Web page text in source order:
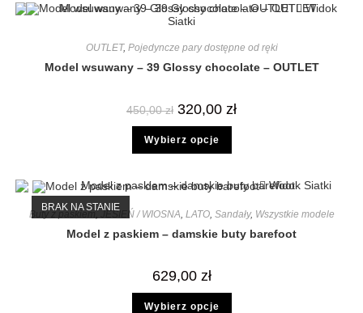
Widok
Siatki
OUTLET, Pojedyncze pary dostępne od ręki
Model wsuwany – 39 Glossy chocolate – OUTLET
450,00zł 320,00 zł
Wybierz opcje
BRAK NA STANIE
Widok Siatki
Buty z paskiem, JESIEŃ / WIOSNA LATO, Sandały, Wszystkie modele
Model z paskiem – damskie buty barefoot
629,00 zł
Wybierz opcje